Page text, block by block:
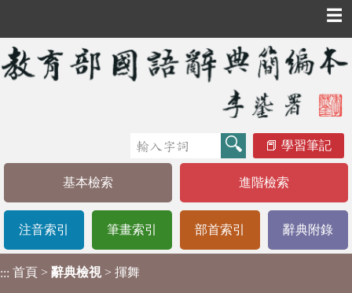
☰
學習筆記
基本檢索 進階檢索
注音索引 筆畫索引 部首索引 辭典附錄
::: 首頁 > 辭典檢視 > 揮舞